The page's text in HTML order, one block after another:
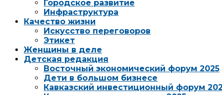
Городское развитие
Инфраструктура
Качество жизни
Искусство переговоров
Этикет
Женщины в деле
Детская редакция
Восточный экономический форум 2025
Дети в большом бизнесе
Кавказский инвестиционный форум